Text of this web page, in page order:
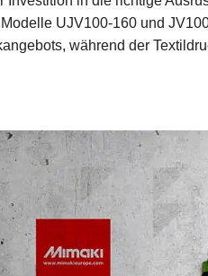
UJV100-160 und
während der